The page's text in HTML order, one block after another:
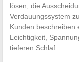
lösen, die
Verdauungssystem
Kunden beschreiben
Leichtigkeit,
tieferen Schlaf.